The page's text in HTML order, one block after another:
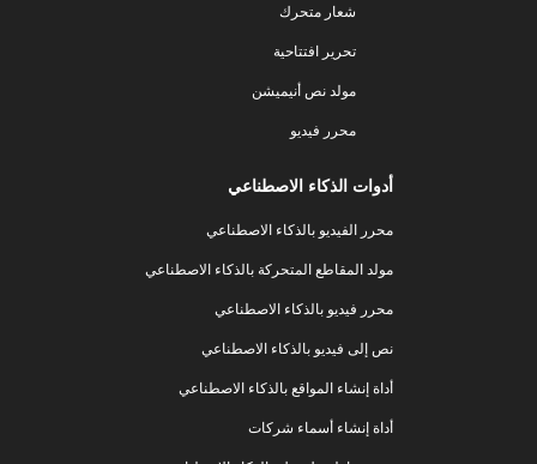
شعار متحرك
تحرير افتتاحية
مولد نص أنيميشن
محرر فيديو
أدوات الذكاء الاصطناعي
محرر الفيديو بالذكاء الاصطناعي
مولد المقاطع المتحركة بالذكاء الاصطناعي
محرر فيديو بالذكاء الاصطناعي
نص إلى فيديو بالذكاء الاصطناعي
أداة إنشاء المواقع بالذكاء الاصطناعي
أداة إنشاء أسماء شركات